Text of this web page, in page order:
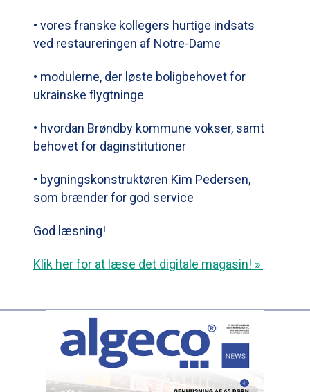
• vores franske kollegers hurtige indsats
ved restaureringen af Notre-Dame
• modulerne, der løste boligbehovet for
ukrainske flygtninge
• hvordan Brøndby kommune vokser, samt
behovet for daginstitutioner
• bygningskonstruktøren Kim Pedersen,
som brænder for god service
God læsning!
Klik her for at læse det digitale magasin! »